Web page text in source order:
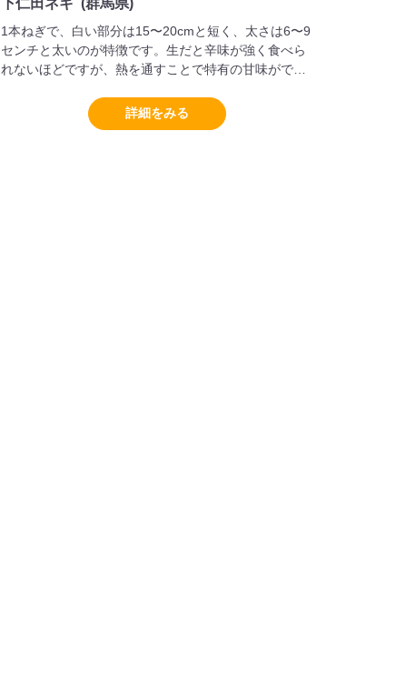
下仁田ネギ (群馬県)
1本ねぎで、白い部分は15〜20cmと短く、太さは6〜9
センチと太いのが特徴です。生だと辛味が強く食べら
れないほどですが、熱を通すことで特有の甘味がでて
「殿様ネギ」とも呼ばれています。
詳細をみる